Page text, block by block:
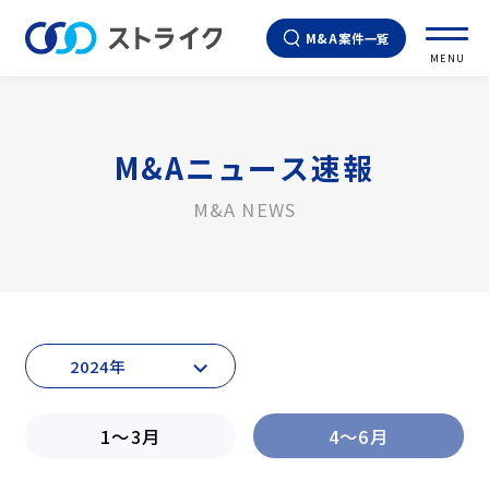
M&A案件一覧
MENU
M&Aニュース速報
M&A NEWS
2024年
2025年
1～3月 4～6月